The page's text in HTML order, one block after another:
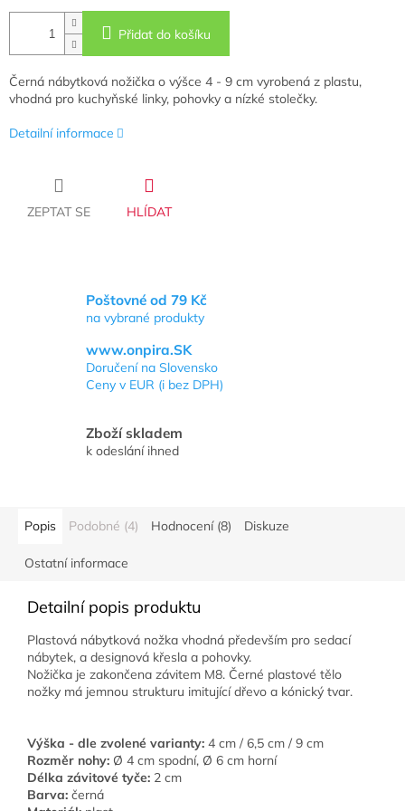
Přidat do košíku
Černá nábytková nožička o výšce 4 - 9 cm vyrobená z plastu,
vhodná pro kuchyňské linky, pohovky a nízké stolečky.
Detailní informace
ZEPTAT SE HLÍDAT
Poštovné od 79 Kč
na vybrané produkty
www.onpira.SK
Doručení na Slovensko
Ceny v EUR (i bez DPH)
Zboží skladem
k odeslání ihned
Popis Podobné (4) Hodnocení (8) Diskuze
Ostatní informace
Detailní popis produktu
Plastová nábytková nožka vhodná především pro sedací
nábytek, a designová křesla a pohovky.
Nožička je zakončena závitem M8. Černé plastové tělo
nožky má jemnou strukturu imitující dřevo a kónický tvar.
Výška - dle zvolené varianty: 4 cm / 6,5 cm / 9 cm
Rozměr nohy: Ø 4 cm spodní, Ø 6 cm horní
Délka závitové tyče: 2 cm
Barva: černá